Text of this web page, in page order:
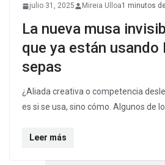
julio 31, 2025 Mireia Ulloa1 minutos
La nueva musa
que ya están usando
sepas
¿Aliada creativa o competencia
es si se usa, sino cómo. Algunos de
Leer más